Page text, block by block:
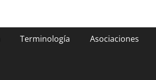
Terminología Asociaciones